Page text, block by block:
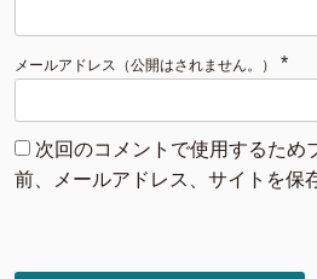
メールアドレス（公開はされません。） *
次回のコメントで使用するため
前、メールアドレス、サイトを保